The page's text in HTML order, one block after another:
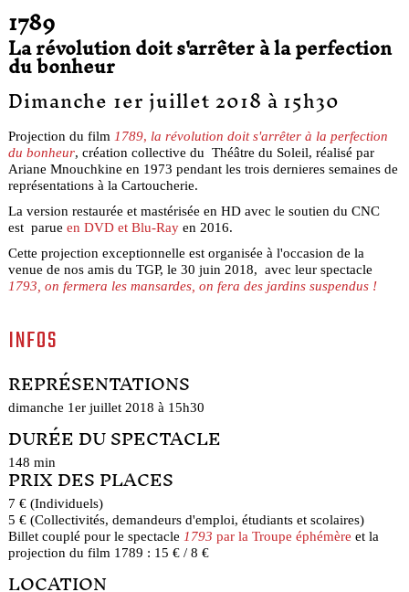
1789
La révolution doit s'arrêter à la perfection
du bonheur
Dimanche 1er juillet 2018 à 15h30
Projection du film 1789, la révolution doit s'arrêter à la perfection
du bonheur, création collective du Théâtre du Soleil, réalisé par
Ariane Mnouchkine en 1973 pendant les trois dernieres semaines de
représentations à la Cartoucherie.
La version restaurée et mastérisée en HD avec le soutien du CNC
est parue en DVD et Blu-Rayen 2016.
Cette projection exceptionnelle est organisée à l'occasion de la
venue de nos amis du TGP, le 30 juin 2018, avec leur spectacle
1793, on fermera les mansardes, on fera des jardins suspendus !
INFOS
REPRÉSENTATIONS
dimanche 1er juillet 2018 à 15h30
DURÉE DU SPECTACLE
148 min
PRIX DES PLACES
7 € (Individuels)
5 € (Collectivités, demandeurs d'emploi, étudiants et scolaires)
Billet couplé pour le spectacle 1793 par la Troupe éphémère et la
projection du film 1789 : 15 € / 8 €